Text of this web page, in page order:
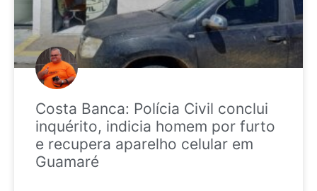
Costa Banca: Polícia Civil conclui
inquérito, indicia homem por furto
e recupera aparelho celular em
Guamaré